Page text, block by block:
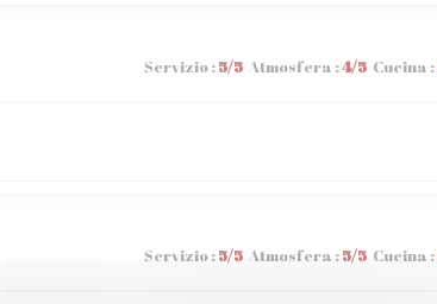
Servizio:5/5 Atmosfera :4/5 Cucina :
Servizio:5/5 Atmosfera :5/5 Cucina :